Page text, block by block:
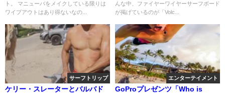
ト。 マニューバをメイクしている限りは
ワイプアウトはあり得ないなの...
んな中、ファイヤーワイヤーサーフボード
が掲げているのが「Volc...
サーフトリップ
ケリー・スレーターとバルバド
エンターテイメント
GoProプレゼンツ「Who is